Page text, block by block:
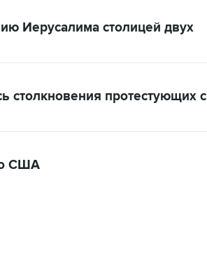
Иерусалима столицей двух
столкновения протестующих с
США